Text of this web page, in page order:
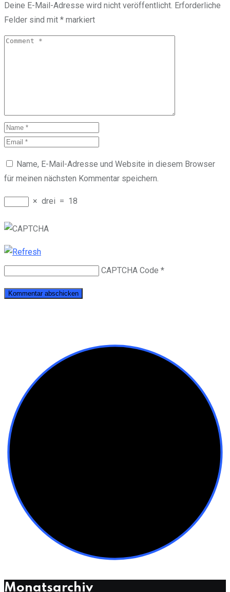
Deine E-Mail-Adresse wird nicht veröffentlicht. Erforderliche
Felder sind mit * markiert
Name, E-Mail-Adresse und Website in diesem Browser
für meinen nächsten Kommentar speichern.
× drei = 18
CAPTCHA Code *
Monatsarchiv